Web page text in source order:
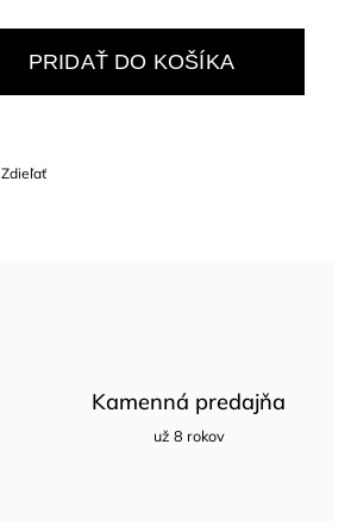
PRIDAŤ DO KOŠÍKA
Zdieľať
Kamenná predajňa
už 8 rokov